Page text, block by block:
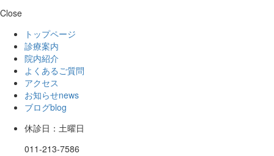
Close
トップページ
診療案内
院内紹介
よくあるご質問
アクセス
お知らせnews
ブログblog
休診日：土曜日
011-213-7586